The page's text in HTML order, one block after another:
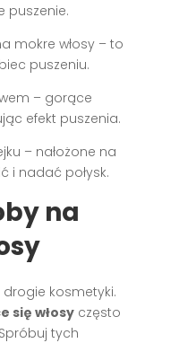
puszenie.
mokre włosy – to
puszeniu.
– gorące
efekt puszenia.
– nałożone na
i nadać połysk.
na
kosmetyki.
się włosy często
tych